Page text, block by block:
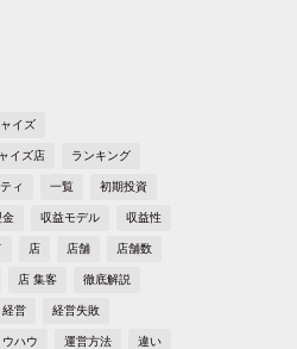
イズ
イズ店 ランキング
ィ 一覧 初期投資
金 収益モデル 収益性
店 店舗 店舗数
店 集客 徹底解説
経営 経営失敗
ハウ 運営方法 違い